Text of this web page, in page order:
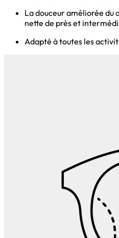
La douceur améliorée du
nette de près et
Adapté à toutes les